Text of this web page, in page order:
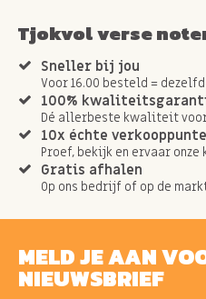
Tjokvol verse
Sneller bij jou
Voor 16.00 besteld =
100%
Dé allerbeste kwaliteit
10x échte
Proef, bekijk en ervaar
Gratis afhalen
Op ons bedrijf of op de
MELD JE AAN
NIEUWSBRIEF